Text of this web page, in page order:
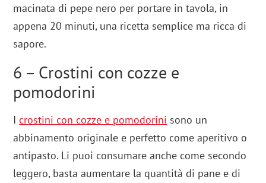
macinata di pepe nero per portare in tavola, in
appena 20 minuti, una ricetta semplice ma ricca di
sapore.
6 – Crostini con cozze e
pomodorini
Icrostini con cozze e pomodorini sono un
abbinamento originale e perfetto come aperitivo o
antipasto. Li puoi consumare anche come secondo
leggero, basta aumentare la quantità di pane e di